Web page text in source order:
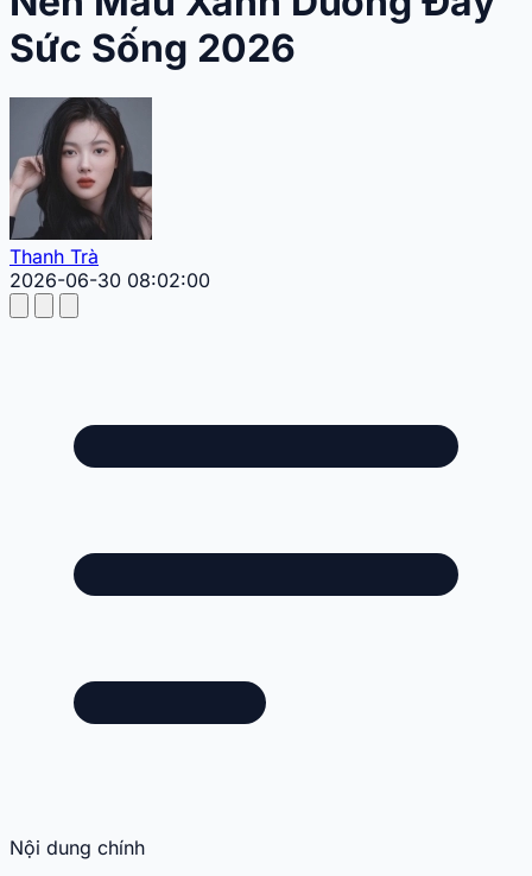
Sức Sống 2026
Thanh Trà
2026-06-30 08:02:00
Nội dung chính